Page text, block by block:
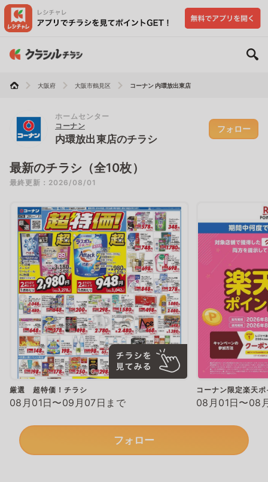
大阪府 大阪市鶴見区 コーナン 内環放出東店
ホームセンター
コーナン
内環放出東店のチラシ
フォロー
最新のチラシ（全10枚）
最終更新：2026/08/01
厳選 超特価！チラシ
08月01日〜09月07日まで
コーナン限定楽天
08月01日〜08
フォロー